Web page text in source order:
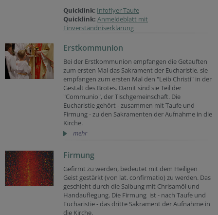
Quicklink: Infoflyer Taufe
Quicklink: Anmeldeblatt mit
Einverständniserklärung
Erstkommunion
Bei der Erstkommunion empfangen die Getauften
zum ersten Mal das Sakrament der Eucharistie, sie
empfangen zum ersten Mal den "Leib Christi" in der
Gestalt des Brotes. Damit sind sie Teil der
"Communio", der Tischgemeinschaft. Die
Eucharistie gehört - zusammen mit Taufe und
Firmung - zu den Sakramenten der Aufnahme in die
Kirche.
mehr
Firmung
Gefirmt zu werden, bedeutet mit dem Heiligen
Geist gestärkt (von lat. confirmatio) zu werden. Das
geschieht durch die Salbung mit Chrisamöl und
Handauflegung. Die Firmung ist - nach Taufe und
Eucharistie - das dritte Sakrament der Aufnahme in
die Kirche.